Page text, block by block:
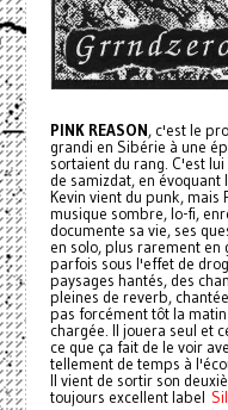
PINK REASON, c'est le
grandi en Sibérie à une
sortaient du rang. C'est
de samizdat, en
Kevin vient du punk, mais
musique sombre, lo-fi,
documente sa vie, ses
en solo, plus rarement
parfois sous l'effet de
paysages hantés, des
pleines de reverb,
pas forcément tôt la
chargée. Il jouera seul et
ce que ça fait de le voir
tellement de temps à
Il vient de sortir son
toujours excellent label